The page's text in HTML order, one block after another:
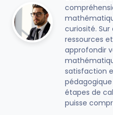
curiosité.
ressources
approfondir
satisfaction
étapes de
puisse